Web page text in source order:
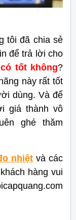
tôi đã chia sẻ
để trả lời cho
tốt không?
này rất tốt
dùng. Và để
giá thành vô
ghé thăm
nhiệt và các
hàng vui